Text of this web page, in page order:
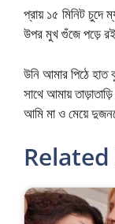
প্রায় ১৫ মিনিট চুদে
উপর মুখ গুঁজে পড়ে
উনি আমার পিঠে হাত
সাথে আমায়
আমি মা ও মেয়ে